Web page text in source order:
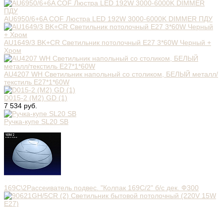
AU6950/6+6A COF Люстра LED 192W 3000-6000K DIMMER ПДУ
AU1649/3 BK+CR Светильник потолочный E27 3*60W Черный +
Хром
AU4207 WH Светильник напольный со столиком, БЕЛЫЙ металл/
текстиль E27*1*60W
D015-2 (M2) GD (1)
7 534 руб.
Ручка-купе SL20 SВ
169С\2Рассеиватель подвес. "Колпак 169С/2" б/с дек. Ф300